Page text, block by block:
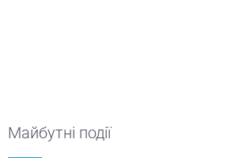
Майбутні події